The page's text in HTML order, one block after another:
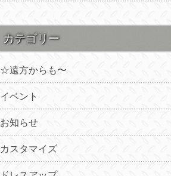
カテゴリー
☆遠方からも〜
イベント
お知らせ
カスタマイズ